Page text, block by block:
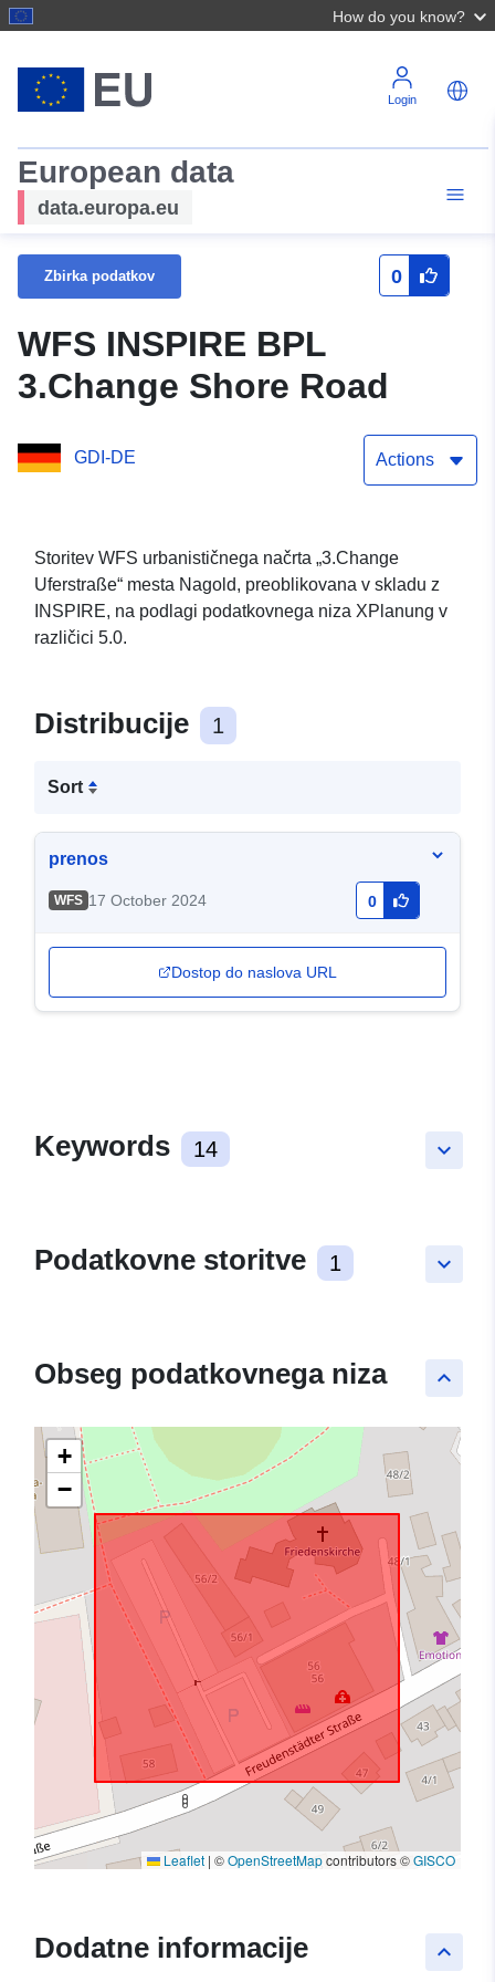
How do you know?
Login
European data
data.europa.eu
Zbirka podatkov 0
WFS INSPIRE BPL
3.Change Shore Road
GDI-DE Actions
Storitev WFS urbanističnega načrta „3.Change
Uferstraße“ mesta Nagold, preoblikovana v skladu z
INSPIRE, na podlagi podatkovnega niza XPlanung v
različici 5.0.
Distribucije 1
Sort
prenos
WFS 17 October 2024 0
Dostop do naslova URL
keyboard_arrow_down
Keywords 14
keyboard_arrow_down
Podatkovne storitve 1
keyboard_arrow_up
Obseg podatkovnega niza
+
−
Leaflet | ©OpenStreetMapcontributors ©GISCO
keyboard_arrow_up
Dodatne informacije